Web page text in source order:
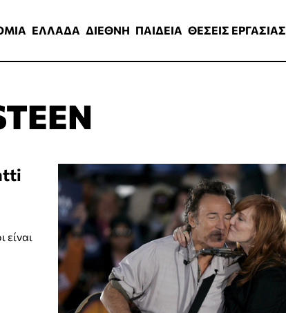
ΕΛΛΑΔΑ ΔΙΕΘΝΗ ΠΑΙΔΕΙΑ ΘΕΣΕΙΣ ΕΡΓΑΣΙΑΣ